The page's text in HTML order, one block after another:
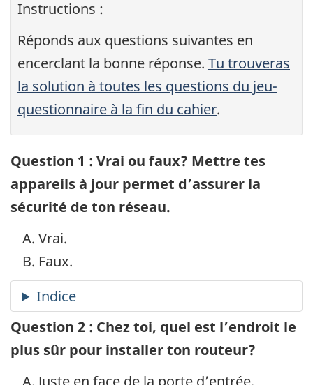
Instructions :
Réponds aux questions suivantes en
encerclant la bonne réponse. Tu trouveras
la solution à toutes les questions du jeu-
questionnaire à la fin du cahier.
Question 1 : Vrai ou faux? Mettre tes
appareils à jour permet d’assurer la
sécurité de ton réseau.
Vrai.
Faux.
Question 2 : Chez toi, quel est l’endroit le
plus sûr pour installer ton routeur?
Juste en face de la porte d’entrée.